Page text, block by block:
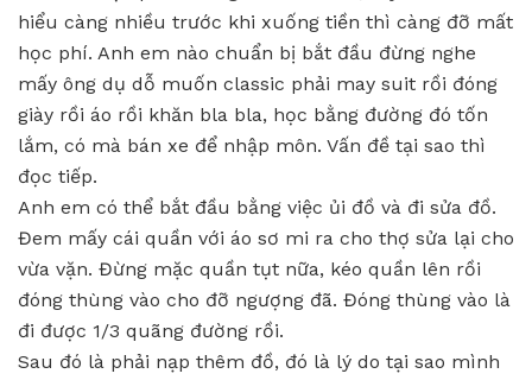
hiểu càng nhiều trước khi xuống tiền thì càng đỡ mất
học phí. Anh em nào chuẩn bị bắt đầu đừng nghe
mấy ông dụ dỗ muốn classic phải may suit rồi đóng
giày rồi áo rồi khăn bla bla, học bằng đường đó tốn
lắm, có mà bán xe để nhập môn. Vấn đề tại sao thì
đọc tiếp.
Anh em có thể bắt đầu bằng việc ủi đồ và đi sửa đồ.
Đem mấy cái quần với áo sơ mi ra cho thợ sửa lại cho
vừa vặn. Đừng mặc quần tụt nữa, kéo quần lên rồi
đóng thùng vào cho đỡ ngượng đã. Đóng thùng vào là
đi được 1/3 quãng đường rồi.
Sau đó là phải nạp thêm đồ, đó là lý do tại sao mình